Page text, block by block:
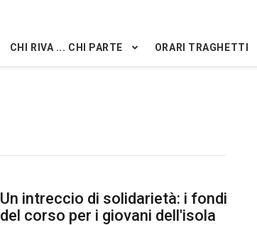
CHI RIVA ... CHI PARTE ORARI TRAGHETTI
Un intreccio di solidarietà: i fondi
del corso per i giovani dell'isola